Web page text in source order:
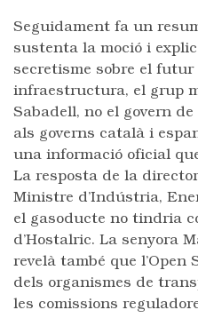
Seguidament fa un
sustenta la moció i
secretisme sobre el futur
infraestructura, el grup
Sabadell, no el govern
als governs català i
una informació oficial
La resposta de la
Ministre d’Indústria,
el gasoducte no tindria
d’Hostalric. La senyora
revelà també que l’Open
dels organismes de
les comissions